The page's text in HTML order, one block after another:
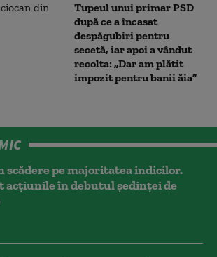
Tupeul unui primar PSD
după ce a încasat
despăgubiri pentru
secetă, iar apoi a vândut
recolta: „Dar am plătit
impozit pentru banii ăia”
scădere pe majoritatea indicilor.
acțiunile în debutul ședinței de